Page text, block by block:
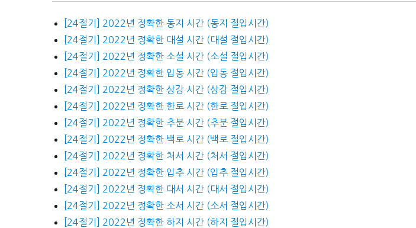
[24절기] 2022년 정확한 동지 시간 (동지 절입시간)
[24절기] 2022년 정확한 대설 시간 (대설 절입시간)
[24절기] 2022년 정확한 소설 시간 (소설 절입시간)
[24절기] 2022년 정확한 입동 시간 (입동 절입시간)
[24절기] 2022년 정확한 상강 시간 (상강 절입시간)
[24절기] 2022년 정확한 한로 시간 (한로 절입시간)
[24절기] 2022년 정확한 추분 시간 (추분 절입시간)
[24절기] 2022년 정확한 백로 시간 (백로 절입시간)
[24절기] 2022년 정확한 처서 시간 (처서 절입시간)
[24절기] 2022년 정확한 입추 시간 (입추 절입시간)
[24절기] 2022년 정확한 대서 시간 (대서 절입시간)
[24절기] 2022년 정확한 소서 시간 (소서 절입시간)
[24절기] 2022년 정확한 하지 시간 (하지 절입시간)